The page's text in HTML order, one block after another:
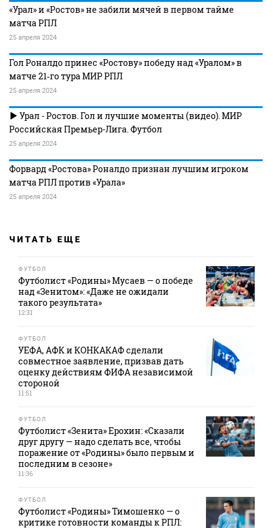
«Урал» и «Ростов» не забили мячей в первом тайме
матча РПЛ
25 апреля 2024
Гол Роналдо принес «Ростову» победу над «Уралом» в
матче 21‑го тура МИР РПЛ
25 апреля 2024
Урал - Ростов. Гол и лучшие моменты (видео). МИР
Российская Премьер-Лига. Футбол
25 апреля 2024
Форвард «Ростова» Роналдо признан лучшим игроком
матча РПЛ против «Урала»
25 апреля 2024
ЧИТАТЬ ЕЩЕ
ФУТБОЛ
Футболист «Родины» Мусаев — о победе
над «Зенитом»: «Даже не ожидали
такого результата»
12:31
ФУТБОЛ
УЕФА, АФК и КОНКАКАФ сделали
совместное заявление, призвав дать
оценку действиям ФИФА независимой
стороной
11:51
ФУТБОЛ
Футболист «Зенита» Ерохин: «Сказали
друг другу — надо сделать все, чтобы
поражение от «Родины» было первым и
последним в сезоне»
11:36
ФУТБОЛ
Футболист «Родины» Тимошенко — о
критике готовности команды к РПЛ: